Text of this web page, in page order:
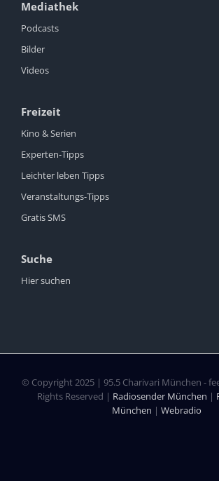
Mediathek
Podcasts
Bilder
Videos
Freizeit
Kino & Serien
Experten-Tipps
Leichter leben Tipps
Veranstaltungs-Tipps
Gratis SMS
Suche
Hier suchen
© Copyright 2025 | 95.5 Charivari München -
Rights Reserved | Radiosender München |
München | Webradio